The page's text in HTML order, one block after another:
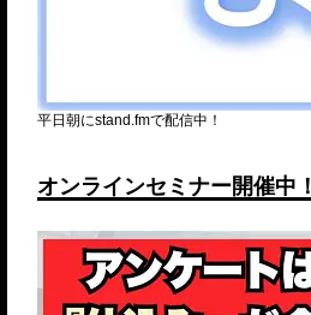
平日朝にstand.fmで配信中！
オンラインセミナー開催中！